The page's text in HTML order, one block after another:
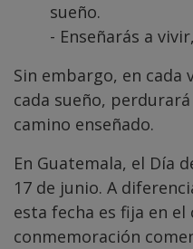
sueño.
- Enseñarás a
Sin embargo, en cada
cada sueño,
camino enseñado.
En Guatemala, el Día
17 de junio. A
esta fecha es fija en el
conmemoración